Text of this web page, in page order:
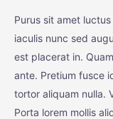
Purus sit amet
iaculis nunc sed
est placerat in.
ante. Pretium fusce
tortor aliquam nulla.
Porta lorem mollis